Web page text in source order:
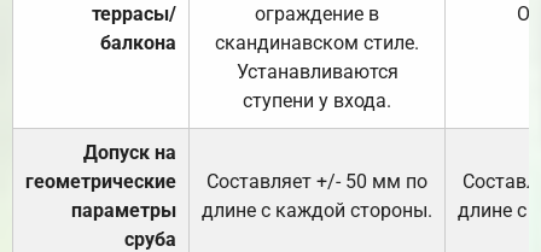
террасы/
балкона
ограждение в
скандинавском стиле.
Устанавливаются
ступени у входа.
Допуск на
геометрические
параметры
сруба
Составляет +/- 50 мм по
длине с каждой стороны.
длине с